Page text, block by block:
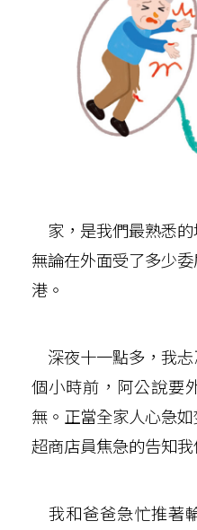
家，是我們最熟悉的
無論在外面受了多少
港。
深夜十一點多，我
個小時前，阿公說要
無。正當全家人心急
超商店員焦急的告知
我和爸爸急忙推著